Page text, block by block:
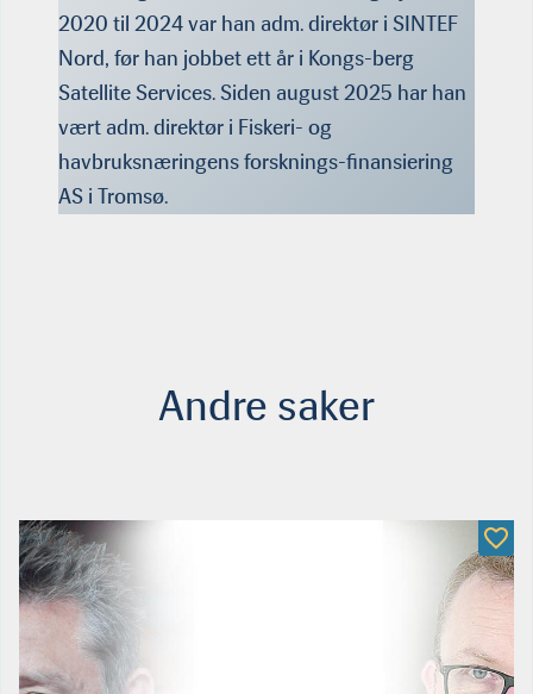
2020 til 2024 var han adm. direktør i SINTEF
Nord, før han jobbet ett år i Kongs-berg
Satellite Services. Siden august 2025 har han
vært adm. direktør i Fiskeri- og
havbruksnæringens forsknings-finansiering
AS i Tromsø.
Andre saker